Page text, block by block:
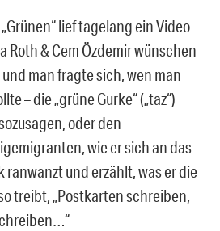
lief tagelang ein Video
Roth & Cem Özdemir wünschen
man fragte sich, wen man
– die „grüne Gurke“ („taz“)
oder den
wie er sich an das
und erzählt, was er die
treibt, „Postkarten schreiben,